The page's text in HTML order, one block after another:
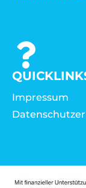
Impressum